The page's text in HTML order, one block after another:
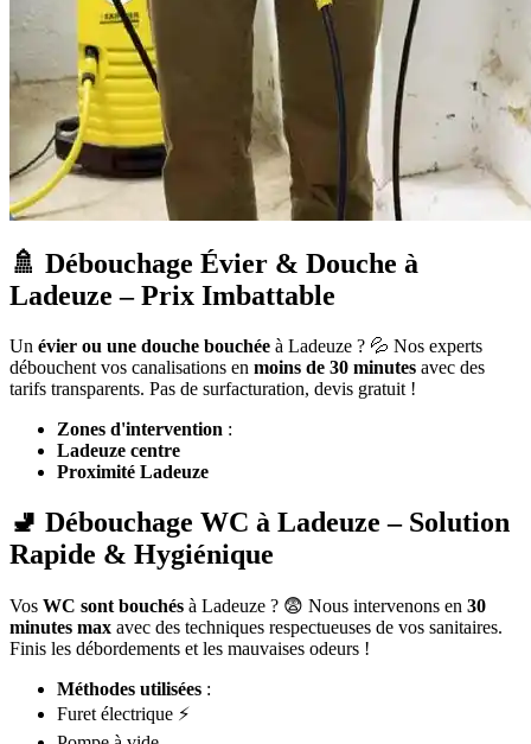
🚿 Débouchage Évier & Douche à
Ladeuze – Prix Imbattable
Un évier ou une douche bouchée à Ladeuze ? 💦 Nos experts
débouchent vos canalisations en moins de 30 minutes avec des
tarifs transparents. Pas de surfacturation, devis gratuit !
Zones d'intervention :
Ladeuze centre
Proximité Ladeuze
🚽 Débouchage WC à Ladeuze – Solution
Rapide & Hygiénique
Vos WC sont bouchés à Ladeuze ? 😨 Nous intervenons en 30
minutes max avec des techniques respectueuses de vos sanitaires.
Finis les débordements et les mauvaises odeurs !
Méthodes utilisées :
Furet électrique ⚡